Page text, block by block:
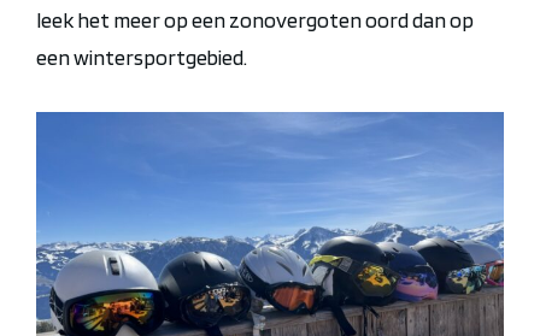
leek het meer op een zonovergoten oord dan op
een wintersportgebied.